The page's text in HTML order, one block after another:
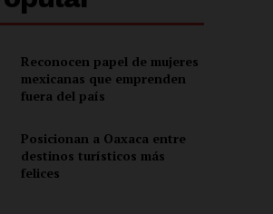
Reconocen papel de mujeres
mexicanas que emprenden
fuera del país
Posicionan a Oaxaca entre
destinos turísticos más
felices